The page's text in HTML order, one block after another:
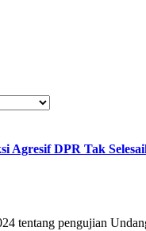
Agresif DPR Tak
tentang pengujian